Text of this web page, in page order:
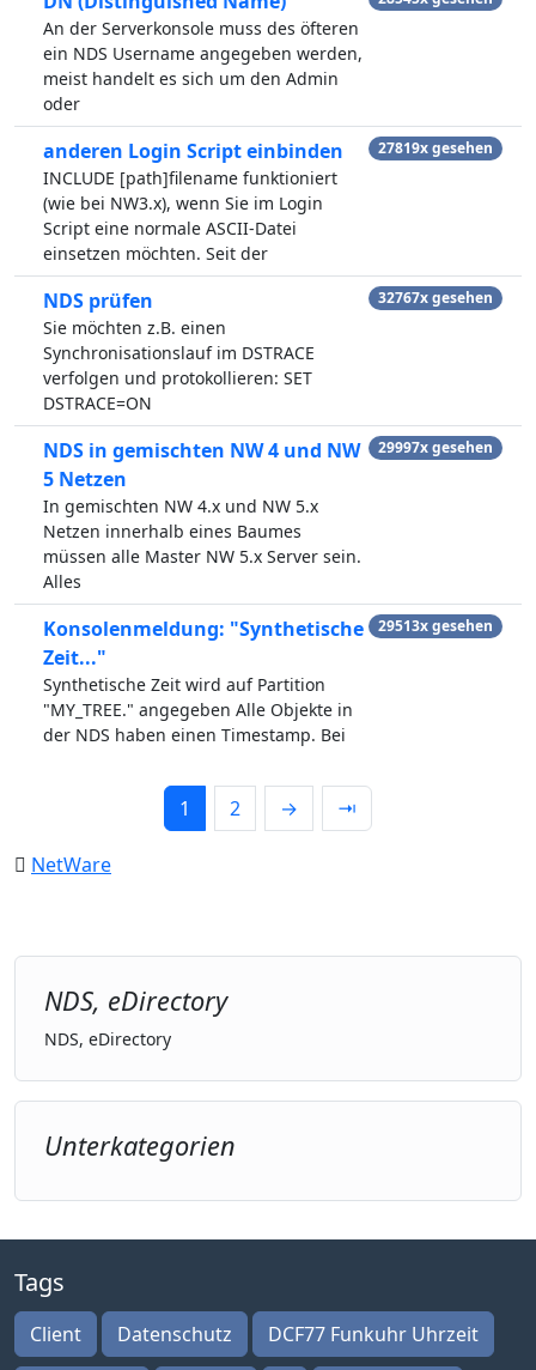
An der Serverkonsole muss des öfteren
ein NDS Username angegeben werden,
meist handelt es sich um den Admin
oder
anderen Login Script einbinden
INCLUDE [path]filename funktioniert
(wie bei NW3.x), wenn Sie im Login
Script eine normale ASCII-Datei
einsetzen möchten. Seit der
27819x gesehen
NDS prüfen
Sie möchten z.B. einen
Synchronisationslauf im DSTRACE
verfolgen und protokollieren: SET
DSTRACE=ON
32767x gesehen
NDS in gemischten NW 4 und NW
5 Netzen
In gemischten NW 4.x und NW 5.x
Netzen innerhalb eines Baumes
müssen alle Master NW 5.x Server sein.
Alles
29997x gesehen
Konsolenmeldung: "Synthetische
Zeit..."
Synthetische Zeit wird auf Partition
"MY_TREE." angegeben Alle Objekte in
der NDS haben einen Timestamp. Bei
29513x gesehen
1 2 → ⇥
NetWare
NDS, eDirectory
NDS, eDirectory
Unterkategorien
Tags
Client Datenschutz DCF77 Funkuhr Uhrzeit